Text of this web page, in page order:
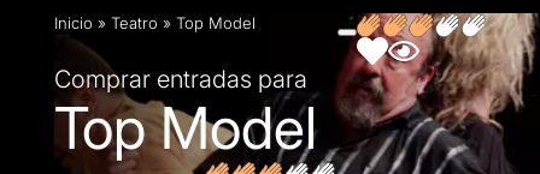
Inicio » Teatro » Top Model
Comprar entradas para
Top Model